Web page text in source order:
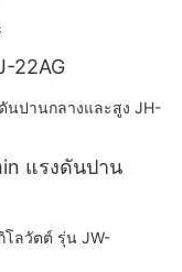
22AG
แรงดันปาน